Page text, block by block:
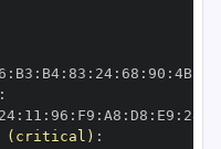
: B3 : B4: 83 : 24: 68 : 90 : 4B:
24: 11 : 96 : F9 : A8 : D8 : E9 : 28
(critical) :